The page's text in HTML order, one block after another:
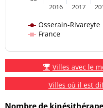
Osserain-Rivareyte
France
2016 2017
Villes avec le
Villes où il est